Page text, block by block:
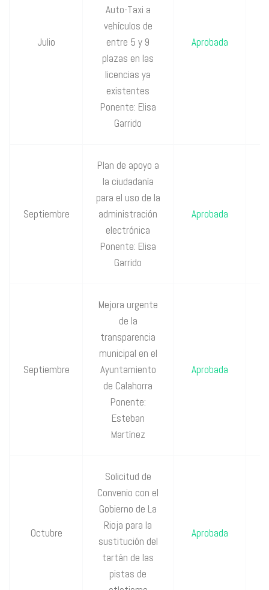
Julio
Auto-Taxi a
vehículos de
entre 5 y 9
plazas en las
licencias ya
existentes
Ponente: Elisa
Garrido
Aprobada
Septiembre
Plan de apoyo a
la ciudadanía
para el uso de la
administración
electrónica
Ponente: Elisa
Garrido
Aprobada
Septiembre
Mejora urgente
de la
transparencia
municipal en el
Ayuntamiento
de Calahorra
Ponente:
Esteban
Martínez
Aprobada
Octubre
Solicitud de
Convenio con el
Gobierno de La
Rioja para la
sustitución del
tartán de las
pistas de
Aprobada